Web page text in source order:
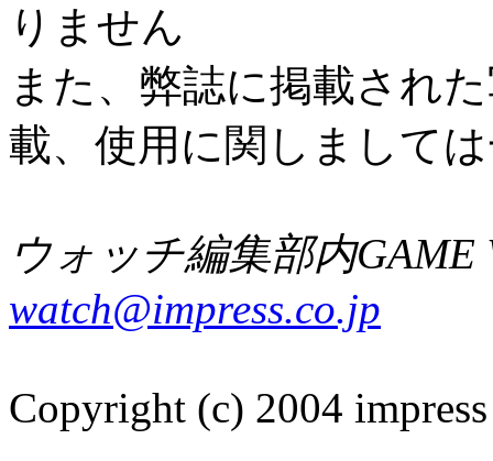
りません
また、弊誌に掲載され
載、使用に関しまして
ウォッチ編集部内GAME
watch@impress.co.jp
Copyright (c) 2004